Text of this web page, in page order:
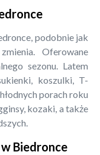
podobnie jak
Oferowane
sezonu. Latem
koszulki, T-
porach roku
kozaki, a także
Biedronce